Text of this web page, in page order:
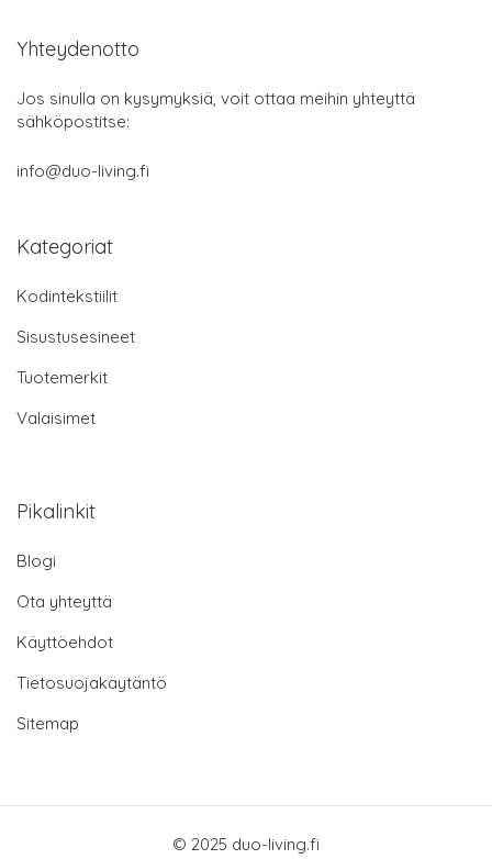
Yhteydenotto
Jos sinulla on kysymyksiä, voit ottaa meihin yhteyttä
sähköpostitse:
info@duo-living.fi
Kategoriat
Kodintekstiilit
Sisustusesineet
Tuotemerkit
Valaisimet
Pikalinkit
Blogi
Ota yhteyttä
Käyttöehdot
Tietosuojakäytäntö
Sitemap
© 2025 duo-living.fi